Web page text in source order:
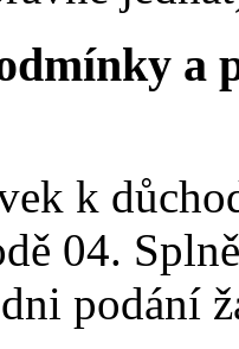
a
k
04.
podání